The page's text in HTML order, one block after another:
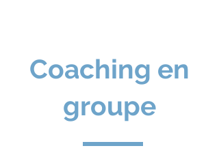
Coaching en
groupe